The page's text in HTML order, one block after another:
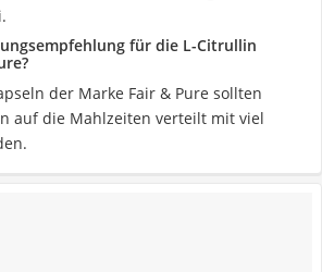
für die L-Citrullin
der Marke Fair & Pure sollten
auf die Mahlzeiten verteilt mit viel